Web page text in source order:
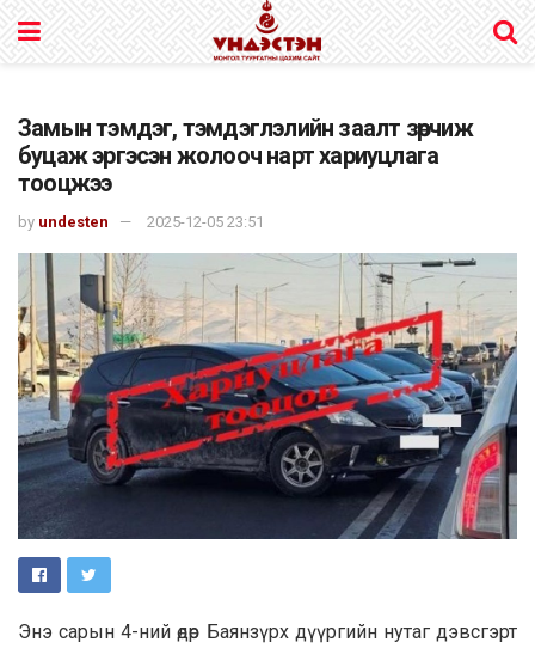
Замын тэмдэг, тэмдэглэлийн заалт зөрчиж
буцаж эргэсэн жолооч нарт хариуцлага
тооцжээ
by undesten 2025-12-05 23:51
Энэ сарын 4-ний өдөр Баянзүрх дүүргийн нутаг дэвсгэрт